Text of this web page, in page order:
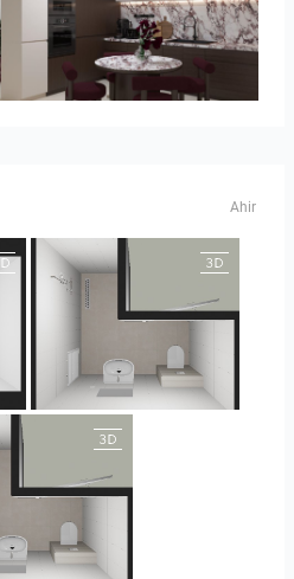
HANIN_KITCHEN
Ahir
25-5004 bnr. 05
bnr. 05